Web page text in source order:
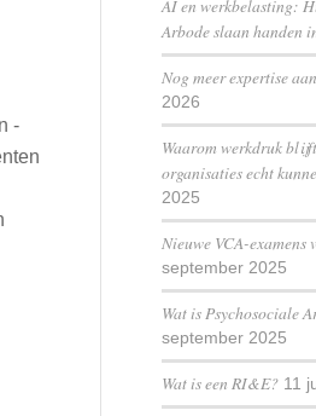
-
AI en werkbelasting:
Arbode slaan handen
Nog meer expertise
2026
Waarom werkdruk
organisaties echt
2025
Nieuwe VCA-
september 2025
Wat is Psychosociale
september 2025
Wat is een RI&E? 11